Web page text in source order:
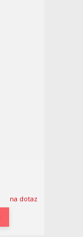
na dotaz